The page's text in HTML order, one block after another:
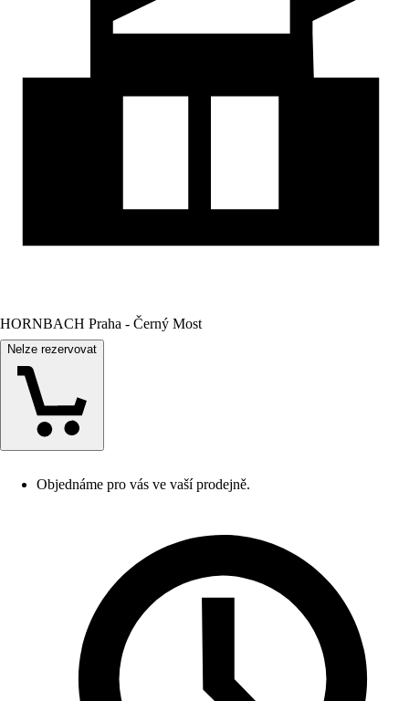
HORNBACH Praha - Černý Most
Nelze rezervovat
Objednáme pro vás ve vaší prodejně.